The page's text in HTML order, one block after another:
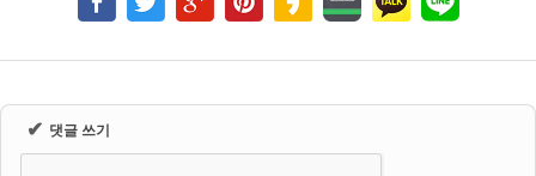
✔ 댓글 쓰기